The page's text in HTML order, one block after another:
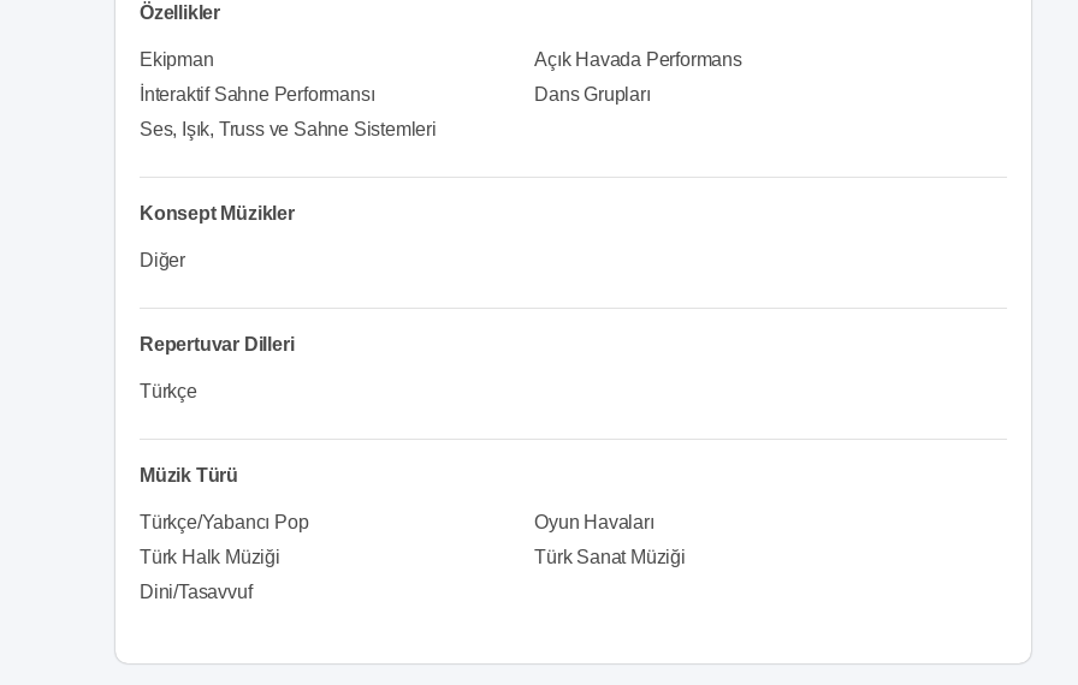
Özellikler
Ekipman
Açık Havada Performans
İnteraktif Sahne Performansı
Dans Grupları
Ses, Işık, Truss ve Sahne Sistemleri
Konsept Müzikler
Diğer
Repertuvar Dilleri
Türkçe
Müzik Türü
Türkçe/Yabancı Pop
Oyun Havaları
Türk Halk Müziği
Türk Sanat Müziği
Dini/Tasavvuf